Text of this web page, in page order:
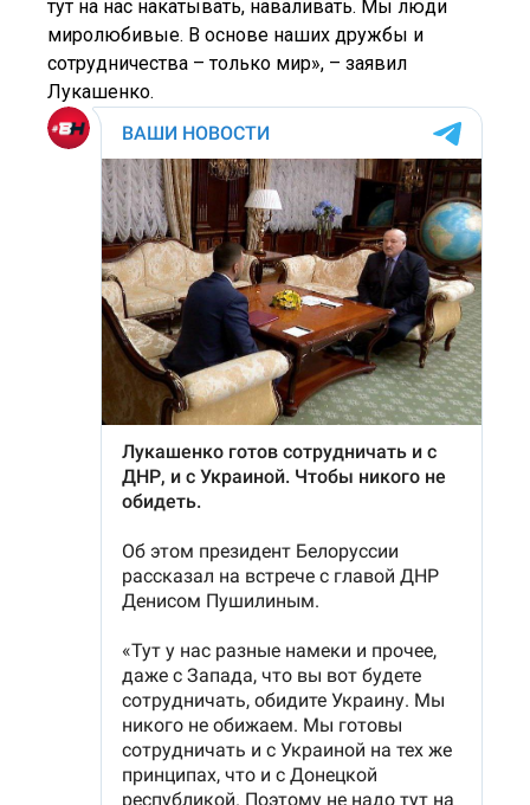
тут на нас накатывать, наваливать. Мы люди
миролюбивые. В основе наших дружбы и
сотрудничества – только мир», – заявил
Лукашенко.